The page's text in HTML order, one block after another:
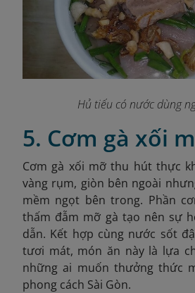
Hủ tiếu có nước dùng
5. Cơm gà xối
Cơm gà xối mỡ thu hút thực
vàng rụm, giòn bên ngoài
mềm ngọt bên trong. Phần
thấm đẫm mỡ gà tạo nên sự
dẫn. Kết hợp cùng nước sốt
tươi mát, món ăn này là lựa
những ai muốn thưởng thức
phong cách Sài Gòn.